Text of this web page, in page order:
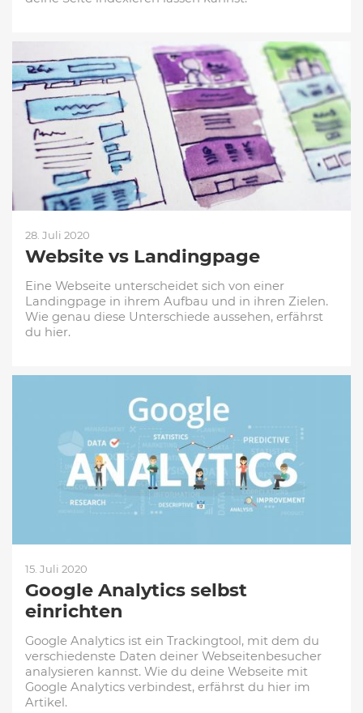
28. Juli 2020
Website vs Landingpage
Eine Webseite unterscheidet sich von einer
Landingpage in ihrem Aufbau und in ihren Zielen.
Wie genau diese Unterschiede aussehen, erfährst
du hier.
15. Juli 2020
Google Analytics selbst
einrichten
Google Analytics ist ein Trackingtool, mit dem du
verschiedenste Daten deiner Webseitenbesucher
analysieren kannst. Wie du deine Webseite mit
Google Analytics verbindest, erfährst du hier im
Artikel.